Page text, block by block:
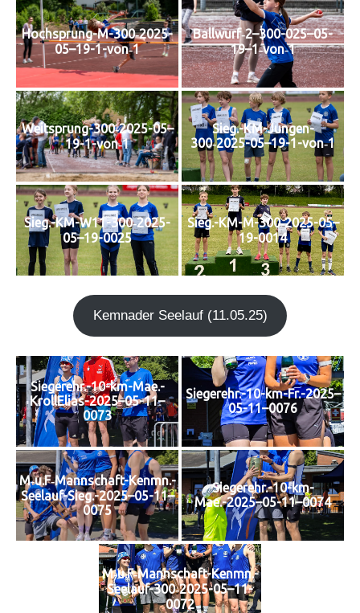
Hochsprung-M-300‑2025-
05–19-1-von‑1
Ballwurf‑2–300-025–05-
19–1‑von‑1
Weitsprung-300‑2025-05–
19-1-von‑1
Sieg.-KM-Jungen-
300‑2025-05–19-1-von‑1
Sieg.-KM-W11-300‑2025-
05–19-0025
Sieg.-KM-M-300‑2025-05–
19-0014
Kem­n­ader See­lauf (11.05.25)
Siegerehr.-10-km-Mae.-
KrollElias-2025–05-11–
0073
Siegerehr.-10-km-Fr.-2025–
05-11–0076
M‑u.F‑Mannschaft-Kenmn.-
Seelauf-Sieg.-2025–05-11–
0075
Siegerehr.-10-km-
Mae.-2025–05-11–0074
M‑u.F‑Mannschaft-Kenmn.-
Seelauf-300‑2025-05–11-
0072